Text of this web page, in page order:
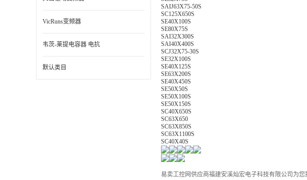
VicRuns变频器
韦茨-莱提电容器 电抗
默认类目
SAIJ63X75-50S
SC125X650S
SE40X100S
SE80X75S
SAI32X300S
SAI40X400S
SCJ32X75-30S
SE32X100S
SE40X125S
SE63X200S
SE40X450S
SE50X50S
SE50X100S
SE50X150S
SC40X650S
SC63X650
SC63X850S
SC63X1100S
SC40X40S
易卖工控网供应商福建安溪灿宏电子科技有限公司为您